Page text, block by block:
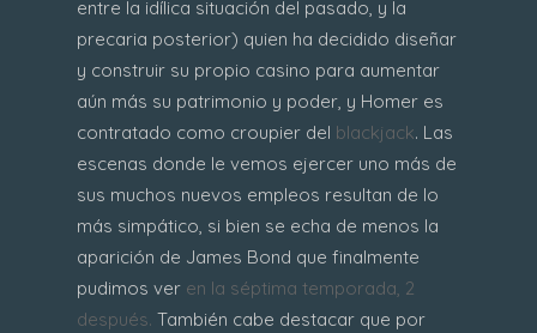
entre la idílica situación del pasado, y la
precaria posterior) quien ha decidido diseñar
y construir su propio casino para aumentar
aún más su patrimonio y poder, y Homer es
contratado como croupier del blackjack. Las
escenas donde le vemos ejercer uno más de
sus muchos nuevos empleos resultan de lo
más simpático, si bien se echa de menos la
aparición de James Bond que finalmente
pudimos ver en la séptima temporada, 2
después. También cabe destacar que por